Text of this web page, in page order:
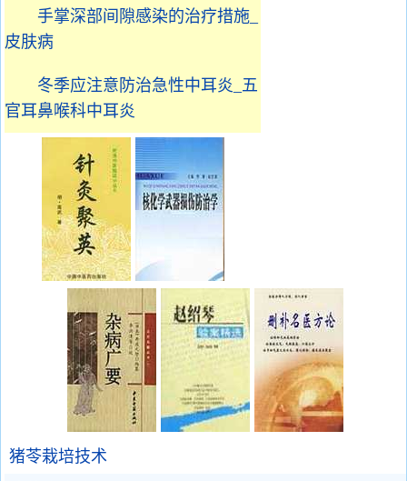
手掌深部间隙感染的治疗措施_
皮肤病
冬季应注意防治急性中耳炎_五
官耳鼻喉科中耳炎
猪苓栽培技术